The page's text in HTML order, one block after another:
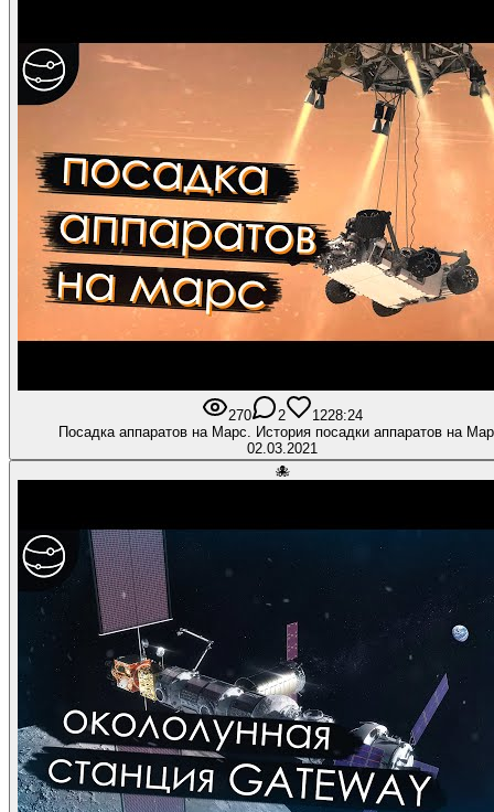
270 2 1228:24
Посадка аппаратов на Марс. История посадки аппаратов на
02.03.2021
🐙